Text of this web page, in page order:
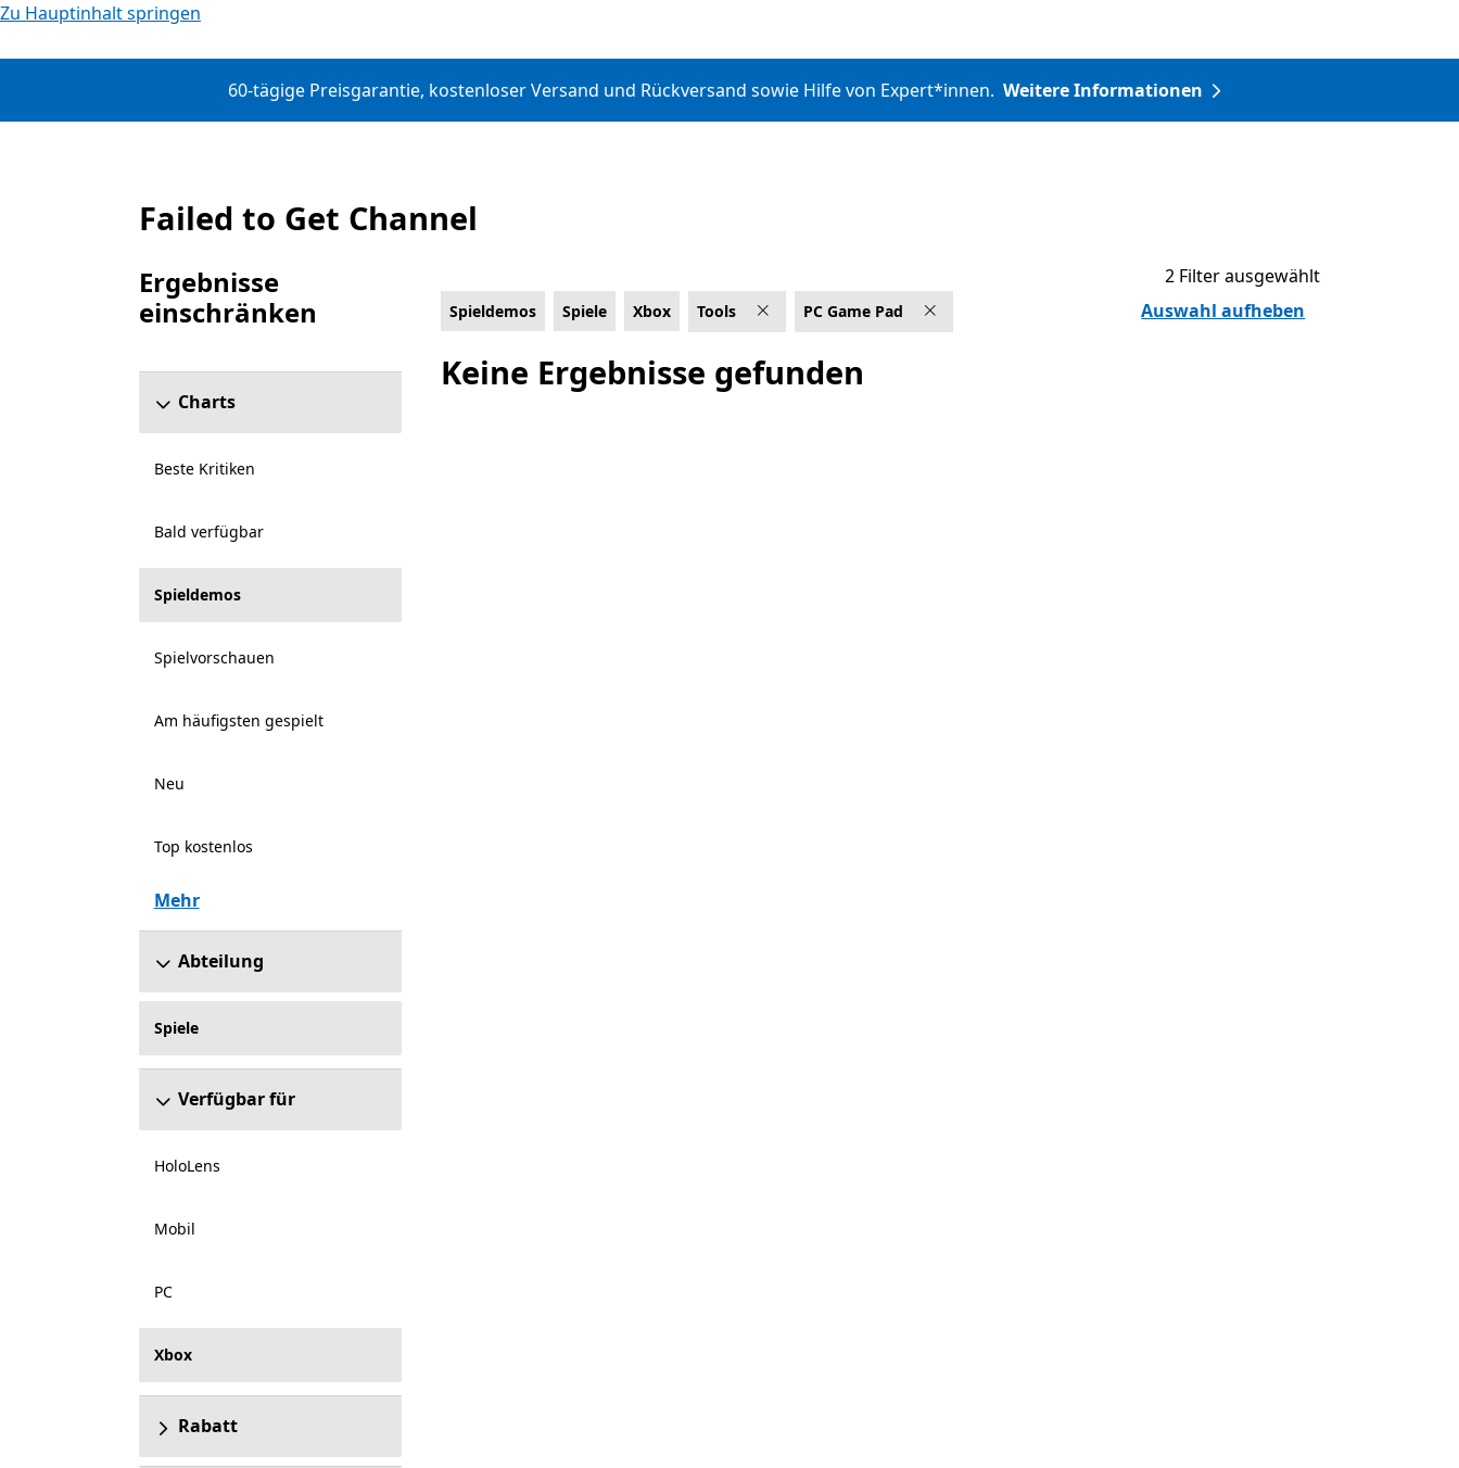
Zu Hauptinhalt springen
60-tägige Preisgarantie, kostenloser Versand und Rückversand sowie Hilfe von Expert*innen. Weitere Informationen
Spieldemos
Failed to Get Channel
Ergebnisse
einschränken
Abschnitt „Ergebnisse einschränken“ überspringen
Charts
Beste Kritiken
Bald verfügbar
Spieldemos
Spielvorschauen
Am häufigsten gespielt
Neu
Top kostenlos
Mehr
Abteilung
Spiele
Verfügbar für
HoloLens
Mobil
PC
Xbox
Rabatt
Spieldemos Spiele Xbox Tools PC Game Pad
2 Filter ausgewählt
Auswahl aufheben
Keine Ergebnisse gefunden